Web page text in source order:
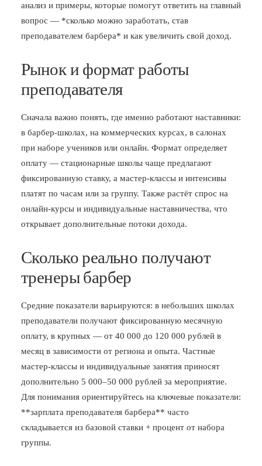
анализ и примеры, которые помогут ответить на главный
вопрос — *сколько можно заработать, став
преподавателем барбера* и как увеличить свой доход.
Рынок и формат работы
преподавателя
Сначала важно понять, где именно работают наставники:
в барбер-школах, на коммерческих курсах, в салонах
при наборе учеников или онлайн. Формат определяет
оплату — стационарные школы чаще предлагают
фиксированную ставку, а мастер-классы и интенсивы
платят по часам или за группу. Также растёт спрос на
онлайн-курсы и индивидуальные наставничества, что
открывает дополнительные потоки дохода.
Сколько реально получают
тренеры барбер
Средние показатели варьируются: в небольших школах
преподаватели получают фиксированную месячную
оплату, в крупных — от 40 000 до 120 000 рублей в
месяц в зависимости от региона и опыта. Частные
мастер-классы и индивидуальные занятия приносят
дополнительно 5 000–50 000 рублей за мероприятие.
Для понимания ориентируйтесь на ключевые показатели:
**зарплата преподавателя барбера** часто
складывается из базовой ставки + процент от набора
группы.